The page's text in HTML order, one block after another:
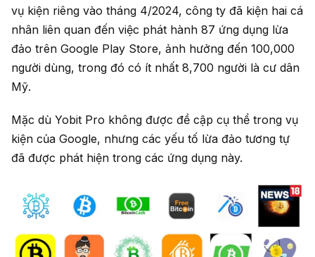
vụ kiện riêng vào tháng 4/2024, công ty đã kiện hai cá
nhân liên quan đến việc phát hành 87 ứng dụng lừa
đảo trên Google Play Store, ảnh hưởng đến 100,000
người dùng, trong đó có ít nhất 8,700 người là cư dân
Mỹ.
Mặc dù Yobit Pro không được đề cập cụ thể trong vụ
kiện của Google, nhưng các yếu tố lừa đảo tương tự
đã được phát hiện trong các ứng dụng này.